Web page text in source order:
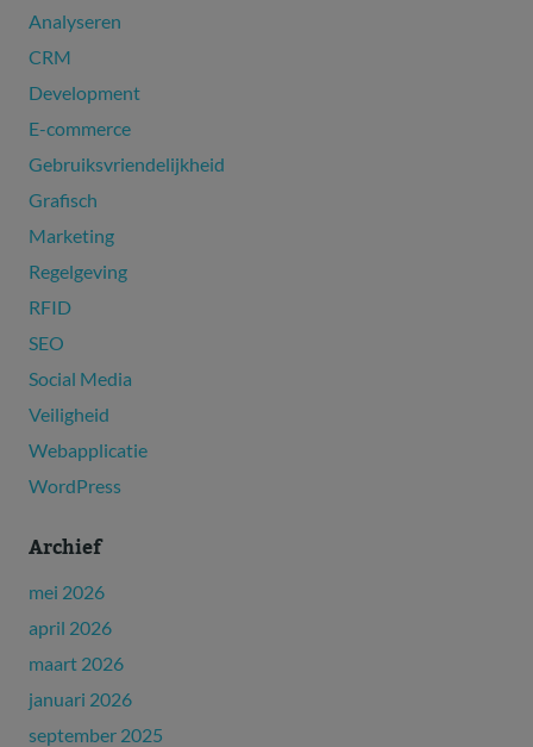
Analyseren
CRM
Development
E-commerce
Gebruiksvriendelijkheid
Grafisch
Marketing
Regelgeving
RFID
SEO
Social Media
Veiligheid
Webapplicatie
WordPress
Archief
mei 2026
april 2026
maart 2026
januari 2026
september 2025